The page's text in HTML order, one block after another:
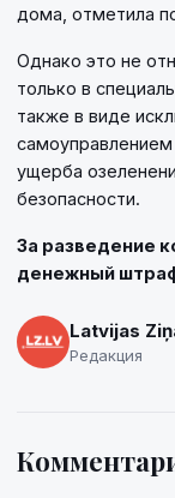
дома, отметила
Однако это не
только в
также в виде
ущерба
безопасности.
За разведение
денежный
Latvijas
Редакция